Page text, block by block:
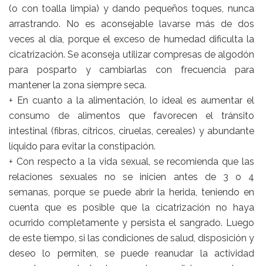
(o con toalla limpia) y dando pequeños toques, nunca
arrastrando. No es aconsejable lavarse más de dos
veces al día, porque el exceso de humedad dificulta la
cicatrización. Se aconseja utilizar compresas de algodón
para posparto y cambiarlas con frecuencia para
mantener la zona siempre seca.
+ En cuanto a la alimentación, lo ideal es aumentar el
consumo de alimentos que favorecen el tránsito
intestinal (fibras, cítricos, ciruelas, cereales) y abundante
líquido para evitar la constipación.
+ Con respecto a la vida sexual, se recomienda que las
relaciones sexuales no se inicien antes de 3 o 4
semanas, porque se puede abrir la herida, teniendo en
cuenta que es posible que la cicatrización no haya
ocurrido completamente y persista el sangrado. Luego
de este tiempo, si las condiciones de salud, disposición y
deseo lo permiten, se puede reanudar la actividad